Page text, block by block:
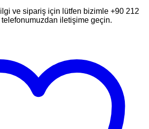
ve sipariş için lütfen bizimle +90 212
telefonumuzdan iletişime geçin.